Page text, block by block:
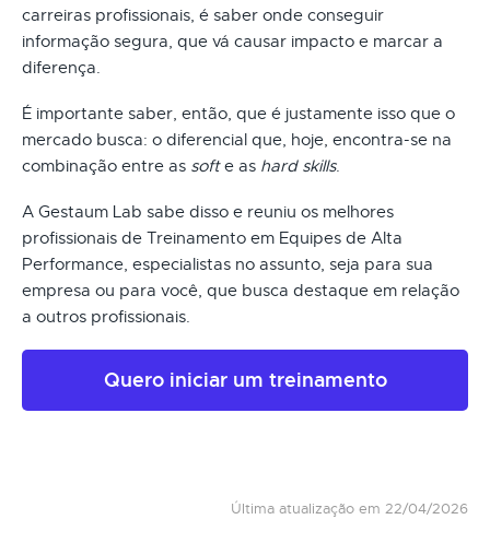
carreiras profissionais, é saber onde conseguir
informação segura, que vá causar impacto e marcar a
diferença.
É importante saber, então, que é justamente isso que o
mercado busca: o diferencial que, hoje, encontra-se na
combinação entre as softe as hard skills.
A Gestaum Lab sabe disso e reuniu os melhores
profissionais de Treinamento em Equipes de Alta
Performance, especialistas no assunto, seja para sua
empresa ou para você, que busca destaque em relação
a outros profissionais.
Quero iniciar um treinamento
Última atualização em 22/04/2026